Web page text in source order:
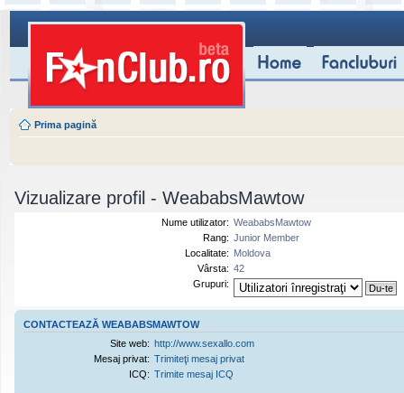
Prima pagină
Vizualizare profil - WeababsMawtow
Nume utilizator: WeababsMawtow
Rang: Junior Member
Localitate: Moldova
Vârsta: 42
Grupuri:
CONTACTEAZĂ WEABABSMAWTOW
Site web: http://www.sexallo.com
Mesaj privat: Trimiteţi mesaj privat
ICQ: Trimite mesaj ICQ